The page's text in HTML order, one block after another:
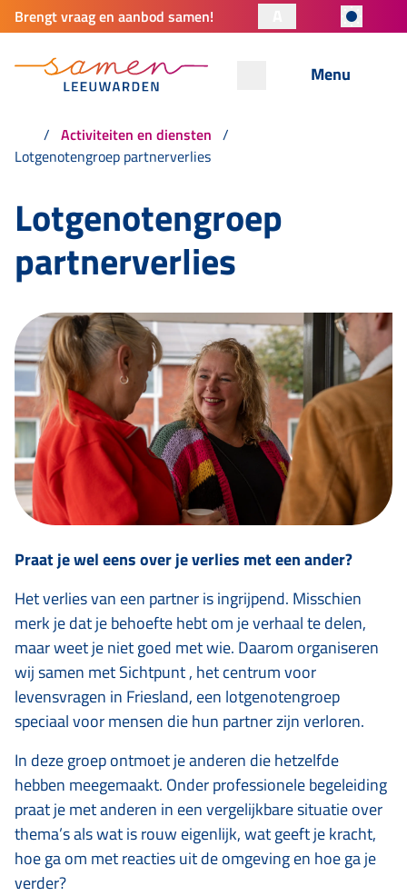
Brengt vraag en aanbod samen!
Menu
Activiteiten en diensten
Lotgenotengroep partnerverlies
Lotgenotengroep
partnerverlies
Praat je wel eens over je verlies met een ander?
Het verlies van een partner is ingrijpend. Misschien
merk je dat je behoefte hebt om je verhaal te delen,
maar weet je niet goed met wie. Daarom organiseren
wij samen met Sichtpunt , het centrum voor
levensvragen in Friesland, een lotgenotengroep
speciaal voor mensen die hun partner zijn verloren.
In deze groep ontmoet je anderen die hetzelfde
hebben meegemaakt. Onder professionele begeleiding
praat je met anderen in een vergelijkbare situatie over
thema’s als wat is rouw eigenlijk, wat geeft je kracht,
hoe ga om met reacties uit de omgeving en hoe ga je
verder?